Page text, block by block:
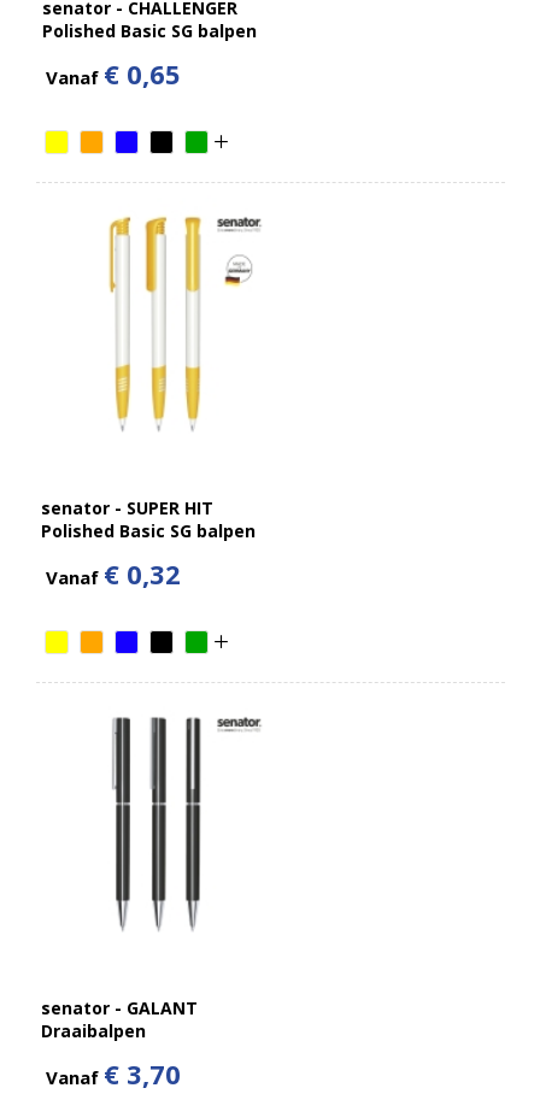
senator - CHALLENGER
Polished Basic SG balpen
Vanaf € 0,65
senator - SUPER HIT
Polished Basic SG balpen
Vanaf € 0,32
senator - GALANT
Draaibalpen
Vanaf € 3,70